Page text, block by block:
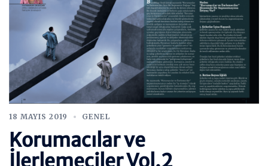
18 MAYIS 2019 GENEL
Korumacılar ve
İlerlemeciler Vol.2